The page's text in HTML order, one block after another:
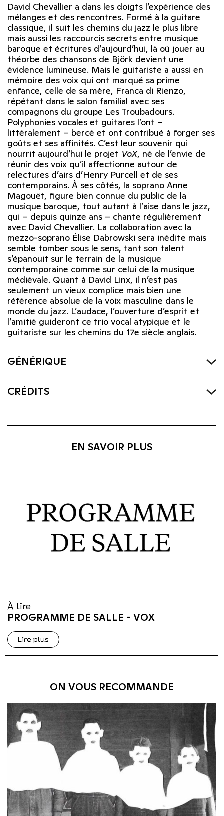
David Chevallier a dans les doigts l’expérience des
mélanges et des rencontres. Formé à la guitare
classique, il suit les chemins du jazz le plus libre
mais aussi les raccourcis secrets entre musique
baroque et écritures d’aujourd’hui, là où jouer au
théorbe des chansons de Björk devient une
évidence lumineuse. Mais le guitariste a aussi en
mémoire des voix qui ont marqué sa prime
enfance, celle de sa mère, Franca di Rienzo,
répétant dans le salon familial avec ses
compagnons du groupe Les Troubadours.
Polyphonies vocales et guitares l’ont –
littéralement – bercé et ont contribué à forger ses
goûts et ses affinités. C’est leur souvenir qui
nourrit aujourd’hui le projet VoX, né de l’envie de
réunir des voix qu’il affectionne autour de
relectures d’airs d’Henry Purcell et de ses
contemporains. À ses côtés, la soprano Anne
Magouët, figure bien connue du public de la
musique baroque, tout autant à l’aise dans le jazz,
qui – depuis quinze ans – chante régulièrement
avec David Chevallier. La collaboration avec la
mezzo-soprano Élise Dabrowski sera inédite mais
semble tomber sous le sens, tant son talent
s’épanouit sur le terrain de la musique
contemporaine comme sur celui de la musique
médiévale. Quant à David Linx, il n’est pas
seulement un vieux complice mais bien une
référence absolue de la voix masculine dans le
monde du jazz. L’audace, l’ouverture d’esprit et
l’amitié guideront ce trio vocal atypique et le
guitariste sur les chemins du 17e siècle anglais.
GÉNÉRIQUE
CRÉDITS
EN SAVOIR PLUS
À lire
PROGRAMME DE SALLE - VOX
Lire plus
ON VOUS RECOMMANDE